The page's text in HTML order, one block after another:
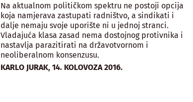
Na aktualnom političkom spektru ne postoji opcija
koja namjerava zastupati radništvo, a sindikati i
dalje nemaju svoje uporište ni u jednoj stranci.
Vladajuća klasa zasad nema dostojnog protivnika i
nastavlja parazitirati na državotvornom i
neoliberalnom konsenzusu.
KARLO JURAK,14. KOLOVOZA 2016.